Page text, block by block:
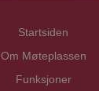
Startsiden
Om Møteplassen
Funksjoner